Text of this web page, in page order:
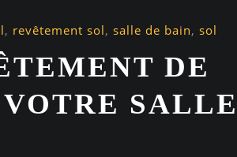
, revêtement sol, salle de bain, sol
DE
SALLE